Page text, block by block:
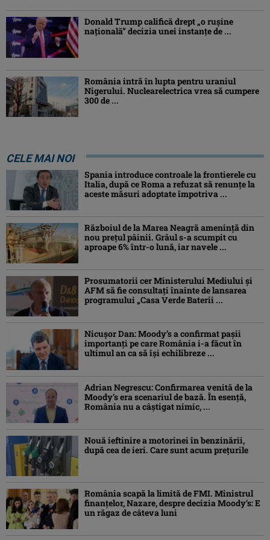
Donald Trump califică drept „o ruşine
naţională” decizia unei instanțe de ...
România intră în lupta pentru uraniul
Nigerului. Nuclearelectrica vrea să cumpere
300 de ...
CELE MAI NOI
Spania introduce controale la frontierele cu
Italia, după ce Roma a refuzat să renunțe la
aceste măsuri adoptate împotriva ...
Războiul de la Marea Neagră amenință din
nou prețul pâinii. Grâul s-a scumpit cu
aproape 6% într-o lună, iar navele ...
Prosumatorii cer Ministerului Mediului și
AFM să fie consultați înainte de lansarea
programului „Casa Verde Baterii ...
Nicușor Dan: Moody’s a confirmat pașii
importanți pe care România i-a făcut în
ultimul an ca să își echilibreze ...
Adrian Negrescu: Confirmarea venită de la
Moody’s era scenariul de bază. În esenţă,
România nu a câştigat nimic, ...
Nouă ieftinire a motorinei în benzinării,
după cea de ieri. Care sunt acum prețurile
România scapă la limită de FMI. Ministrul
finanțelor, Nazare, despre decizia Moody’s: E
un răgaz de câteva luni